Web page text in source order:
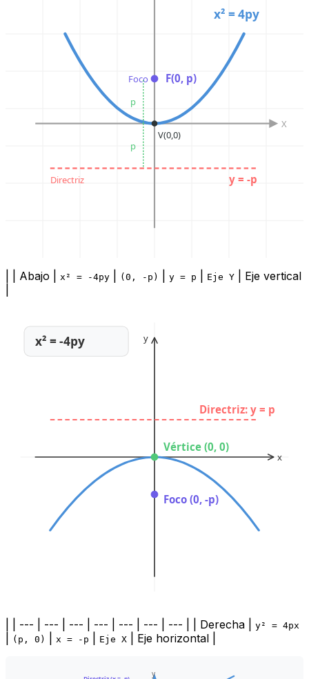
X
y = -p
Directriz
x² = 4py
F(0, p)
Foco
V(0,0)
p
p
| | Abajo | x² = -4py (0, -p) y = p Eje Y
| Eje vertical
x
y
Directriz: y = p
Foco (0, -p)
Vértice (0, 0)
x² = -4py
| | --- | --- | --- | --- | --- | --- | --- | | Derecha | y² = 4px
(p, 0) x = -p Eje X | Eje horizontal |
y